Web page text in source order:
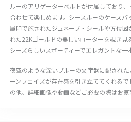
ルーのアリゲーターベルトが付属しており
合わせて楽しめます。シースルーのケース
属印で施されたジュネーブ・シールや方位
れた22Kゴールドの美しいローターを覗き見
シーズらしいスポーティーでエレガントな一
夜空のような深いブルーの文字盤に配され
ーンフェイズが存在感を引き立ててくれる
の他、詳細画像や動画などご必要の際はお気